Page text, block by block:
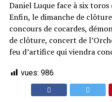
Daniel Luque face à six
Enfin, le dimanche de
concours de cocardes,
de clôture, concert de
feu d’artifice qui viendra
vues: 986